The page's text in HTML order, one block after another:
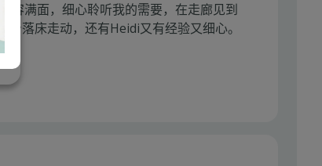
容满面，细心聆听我的需要，在走廊见到
落床走动，还有Heidi又有经验又细心。